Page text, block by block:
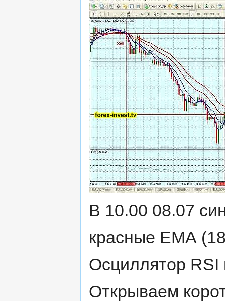
В 10.00 08.07
красные ЕМА
Осциллятор RSI
Открываем